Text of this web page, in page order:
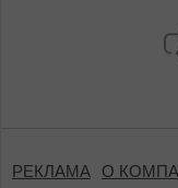
РЕКЛАМА О